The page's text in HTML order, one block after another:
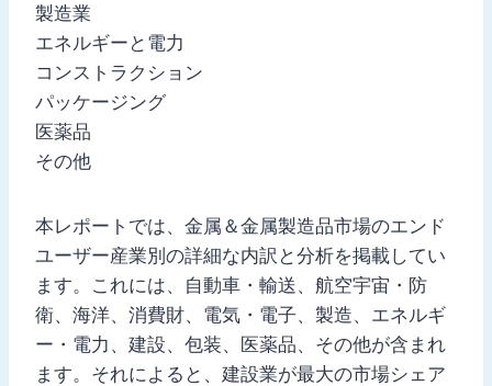
製造業
エネルギーと電力
コンストラクション
パッケージング
医薬品
その他
本レポートでは、金属＆金属製造品市場のエンド
ユーザー産業別の詳細な内訳と分析を掲載してい
ます。これには、自動車・輸送、航空宇宙・防
衛、海洋、消費財、電気・電子、製造、エネルギ
ー・電力、建設、包装、医薬品、その他が含まれ
ます。それによると、建設業が最大の市場シェア